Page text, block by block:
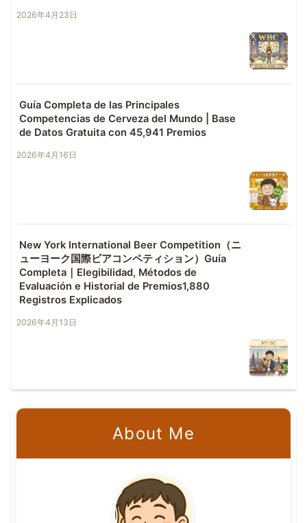
2026年4月23日
Guía Completa de las Principales
Competencias de Cerveza del Mundo | Base
de Datos Gratuita con 45,941 Premios
2026年4月16日
New York International Beer Competition（ニ
ューヨーク国際ビアコンペティション）Guía
Completa｜Elegibilidad, Métodos de
Evaluación e Historial de Premios1,880
Registros Explicados
2026年4月13日
About Me